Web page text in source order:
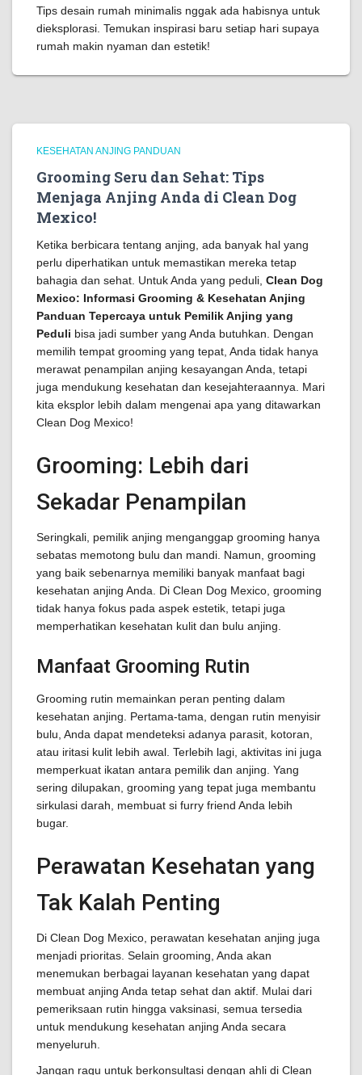
Tips desain rumah minimalis nggak ada habisnya untuk
dieksplorasi. Temukan inspirasi baru setiap hari supaya
rumah makin nyaman dan estetik!
KESEHATAN ANJING PANDUAN
Grooming Seru dan Sehat: Tips
Menjaga Anjing Anda di Clean Dog
Mexico!
Ketika berbicara tentang anjing, ada banyak hal yang
perlu diperhatikan untuk memastikan mereka tetap
bahagia dan sehat. Untuk Anda yang peduli, Clean Dog
Mexico: Informasi Grooming & Kesehatan Anjing
Panduan Tepercaya untuk Pemilik Anjing yang
Peduli bisa jadi sumber yang Anda butuhkan. Dengan
memilih tempat grooming yang tepat, Anda tidak hanya
merawat penampilan anjing kesayangan Anda, tetapi
juga mendukung kesehatan dan kesejahteraannya. Mari
kita eksplor lebih dalam mengenai apa yang ditawarkan
Clean Dog Mexico!
Grooming: Lebih dari
Sekadar Penampilan
Seringkali, pemilik anjing menganggap grooming hanya
sebatas memotong bulu dan mandi. Namun, grooming
yang baik sebenarnya memiliki banyak manfaat bagi
kesehatan anjing Anda. Di Clean Dog Mexico, grooming
tidak hanya fokus pada aspek estetik, tetapi juga
memperhatikan kesehatan kulit dan bulu anjing.
Manfaat Grooming Rutin
Grooming rutin memainkan peran penting dalam
kesehatan anjing. Pertama-tama, dengan rutin menyisir
bulu, Anda dapat mendeteksi adanya parasit, kotoran,
atau iritasi kulit lebih awal. Terlebih lagi, aktivitas ini juga
memperkuat ikatan antara pemilik dan anjing. Yang
sering dilupakan, grooming yang tepat juga membantu
sirkulasi darah, membuat si furry friend Anda lebih
bugar.
Perawatan Kesehatan yang
Tak Kalah Penting
Di Clean Dog Mexico, perawatan kesehatan anjing juga
menjadi prioritas. Selain grooming, Anda akan
menemukan berbagai layanan kesehatan yang dapat
membuat anjing Anda tetap sehat dan aktif. Mulai dari
pemeriksaan rutin hingga vaksinasi, semua tersedia
untuk mendukung kesehatan anjing Anda secara
menyeluruh.
Jangan ragu untuk berkonsultasi dengan ahli di Clean